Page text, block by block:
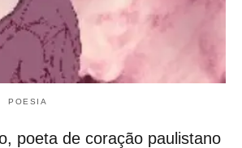
POESIA
poeta de coração paulistano